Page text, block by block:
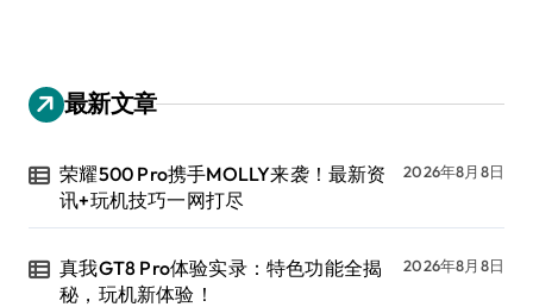
最新文章
荣耀500 Pro携手MOLLY来袭！最新资
讯+玩机技巧一网打尽
2026年8月8日
真我GT8 Pro体验实录：特色功能全揭
秘，玩机新体验！
2026年8月8日